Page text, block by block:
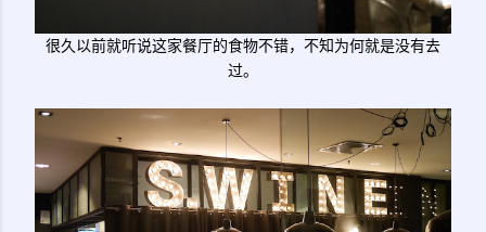
很久以前就听说这家餐厅的食物不错，不知为何就是没有去
过。